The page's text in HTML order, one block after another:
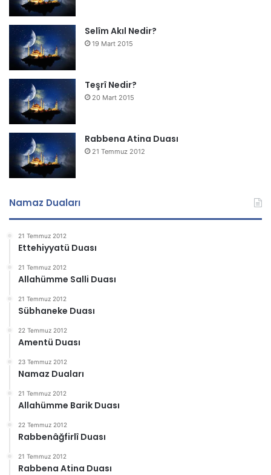
Selîm Akıl Nedir?
19 Mart 2015
Teşrî Nedir?
20 Mart 2015
Rabbena Atina Duası
21 Temmuz 2012
Namaz Duaları
21 Temmuz 2012
Ettehiyyatü Duası
21 Temmuz 2012
Allahümme Salli Duası
21 Temmuz 2012
Sübhaneke Duası
22 Temmuz 2012
Amentü Duası
23 Temmuz 2012
Namaz Duaları
21 Temmuz 2012
Allahümme Barik Duası
22 Temmuz 2012
Rabbenâğfirlî Duası
21 Temmuz 2012
Rabbena Atina Duası